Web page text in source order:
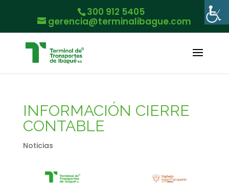
300 912 5405
gerencia@terminalibague.com
INFORMACIÓN CIERRE
CONTABLE
Noticias